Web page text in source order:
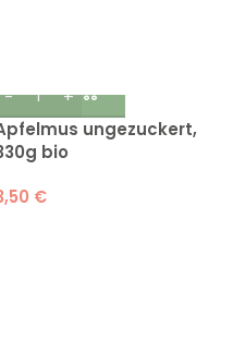
ungezuckert,
bio
€